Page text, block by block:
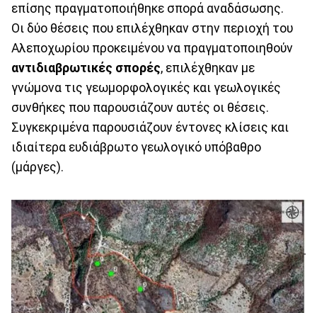
επίσης πραγματοποιήθηκε σπορά αναδάσωσης.
Οι δύο θέσεις που επιλέχθηκαν στην περιοχή του
Αλεποχωρίου προκειμένου να πραγματοποιηθούν
αντιδιαβρωτικές σπορές, επιλέχθηκαν με
γνώμονα τις γεωμορφολογικές και γεωλογικές
συνθήκες που παρουσιάζουν αυτές οι θέσεις.
Συγκεκριμένα παρουσιάζουν έντονες κλίσεις και
ιδιαίτερα ευδιάβρωτο γεωλογικό υπόβαθρο
(μάργες).